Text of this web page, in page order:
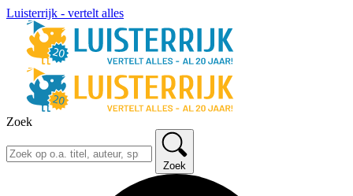
Luisterrijk - vertelt alles
Zoek
Zoek